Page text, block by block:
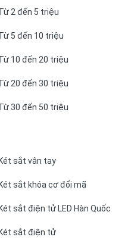
2 đến 5 triệu
5 đến 10 triệu
10 đến 20 triệu
20 đến 30 triệu
30 đến 50 triệu
Két sắt vân tay
Két sắt khóa cơ đổi mã
Két sắt điện tử LED Hàn Quốc
Két sắt điện tử